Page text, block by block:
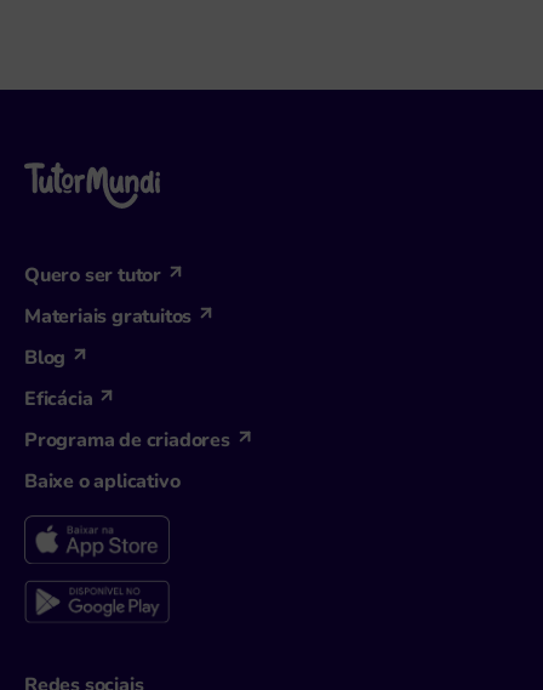
Quero ser tutor
Materiais gratuitos
Blog
Eficácia
Programa de criadores
Baixe o aplicativo